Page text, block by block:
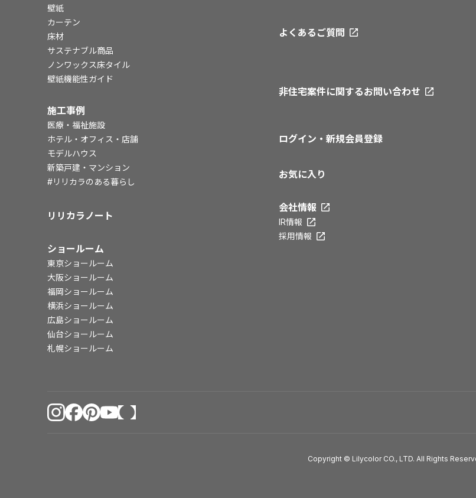
壁紙
カーテン
床材
サステナブル商品
ノンワックス床タイル
壁紙機能性ガイド
施工事例
医療・福祉施設
ホテル・オフィス・店舗
モデルハウス
新築戸建・マンション
#リリカラのある暮らし
リリカラノート
ショールーム
東京ショールーム
大阪ショールーム
福岡ショールーム
横浜ショールーム
広島ショールーム
仙台ショールーム
札幌ショールーム
よくあるご質問
非住宅案件に関するお問い合わせ
ログイン・新規会員登録
お気に入り
会社情報
IR情報
採用情報
Copyright © Lilycolor CO., LTD. All Rights